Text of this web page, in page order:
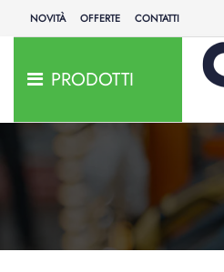
NOVITÀ OFFERTE CONTATTI
PRODOTTI